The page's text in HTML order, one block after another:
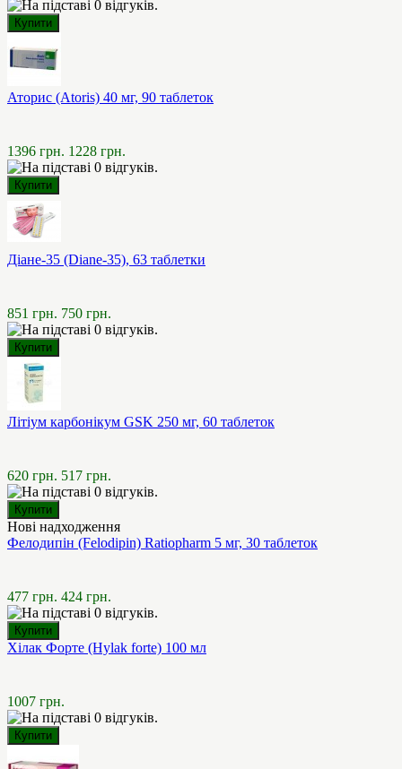
Аторис (Atoris) 40 мг, 90 таблеток
1396 грн. 1228 грн.
Діане-35 (Diane-35), 63 таблетки
851 грн. 750 грн.
Літіум карбонікум GSK 250 мг, 60 таблеток
620 грн. 517 грн.
Нові надходження
Фелодипін (Felodipin) Ratiopharm 5 мг, 30 таблеток
477 грн. 424 грн.
Хілак Форте (Hylak forte) 100 мл
1007 грн.